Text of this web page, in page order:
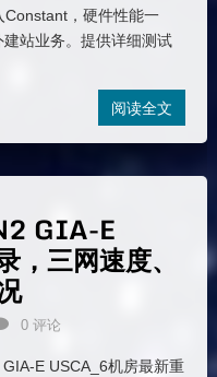
，硬件性能一
站业务。提供详细测试
阅读全文
GIA-E
三网速度、
0 评论
E USCA_6机房最新重